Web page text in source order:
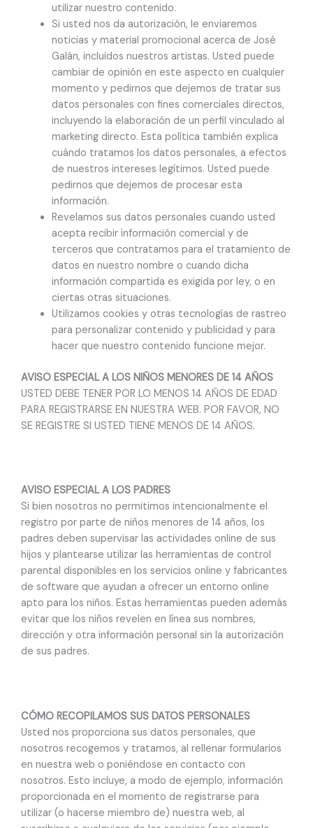
utilizar nuestro contenido.
Si usted nos da autorización, le enviaremos
noticias y material promocional acerca de José
Galán, incluidos nuestros artistas. Usted puede
cambiar de opinión en este aspecto en cualquier
momento y pedirnos que dejemos de tratar sus
datos personales con fines comerciales directos,
incluyendo la elaboración de un perfil vinculado al
marketing directo. Esta política también explica
cuándo tratamos los datos personales, a efectos
de nuestros intereses legítimos. Usted puede
pedirnos que dejemos de procesar esta
información.
Revelamos sus datos personales cuando usted
acepta recibir información comercial y de
terceros que contratamos para el tratamiento de
datos en nuestro nombre o cuando dicha
información compartida es exigida por ley, o en
ciertas otras situaciones.
Utilizamos cookies y otras tecnologías de rastreo
para personalizar contenido y publicidad y para
hacer que nuestro contenido funcione mejor.
AVISO ESPECIAL A LOS NIÑOS MENORES DE 14 AÑOS
USTED DEBE TENER POR LO MENOS 14 AÑOS DE EDAD
PARA REGISTRARSE EN NUESTRA WEB. POR FAVOR, NO
SE REGISTRE SI USTED TIENE MENOS DE 14 AÑOS.
AVISO ESPECIAL A LOS PADRES
Si bien nosotros no permitimos intencionalmente el
registro por parte de niños menores de 14 años, los
padres deben supervisar las actividades online de sus
hijos y plantearse utilizar las herramientas de control
parental disponibles en los servicios online y fabricantes
de software que ayudan a ofrecer un entorno online
apto para los niños. Estas herramientas pueden además
evitar que los niños revelen en línea sus nombres,
dirección y otra información personal sin la autorización
de sus padres.
CÓMO RECOPILAMOS SUS DATOS PERSONALES
Usted nos proporciona sus datos personales, que
nosotros recogemos y tratamos, al rellenar formularios
en nuestra web o poniéndose en contacto con
nosotros. Esto incluye, a modo de ejemplo, información
proporcionada en el momento de registrarse para
utilizar (o hacerse miembro de) nuestra web, al